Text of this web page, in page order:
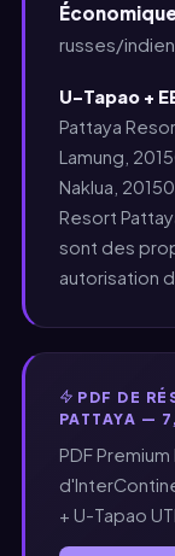
russes/
U-Tapao +
Pattaya
Lamung,
Naklua,
Resort
sont des
autorisation
PDF DE
PATTAYA —
PDF
+ U-Tapao